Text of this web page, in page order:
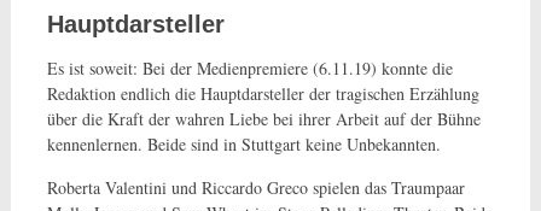
Hauptdarsteller
Es ist soweit: Bei der Medienpremiere (6.11.19) konnte die
Redaktion endlich die Hauptdarsteller der tragischen Erzählung
über die Kraft der wahren Liebe bei ihrer Arbeit auf der Bühne
kennenlernen. Beide sind in Stuttgart keine Unbekannten.
Roberta Valentini und Riccardo Greco spielen das Traumpaar